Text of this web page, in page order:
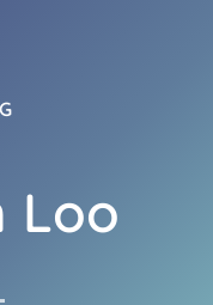
Loo